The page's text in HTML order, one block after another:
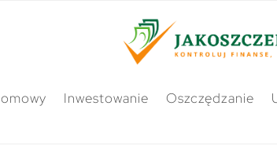
Inwestowanie Oszczędzanie